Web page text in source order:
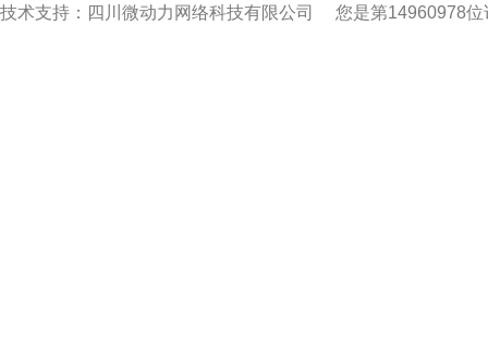
技术支持：四川微动力网络科技有限公司
您是第14960978位